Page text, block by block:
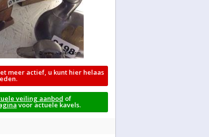
meer actief, u kunt hier helaas
veiling aanbod of
voor actuele kavels.